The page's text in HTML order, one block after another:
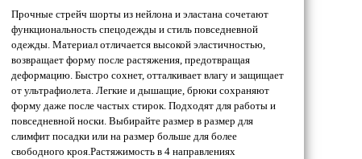
Прочные стрейч шорты из нейлона и эластана сочетают
функциональность спецодежды и стиль повседневной
одежды. Материал отличается высокой эластичностью,
возвращает форму после растяжения, предотвращая
деформацию. Быстро сохнет, отталкивает влагу и защищает
от ультрафиолета. Легкие и дышащие, брюки сохраняют
форму даже после частых стирок. Подходят для работы и
повседневной носки. Выбирайте размер в размер для
слимфит посадки или на размер больше для более
свободного кроя.Растяжимость в 4 направлениях